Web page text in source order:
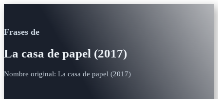
Frases de
La casa de papel (2017)
Nombre original: La casa de papel (2017)